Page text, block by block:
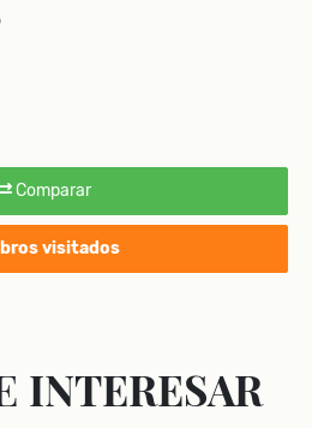
Comparar
visitados
INTERESAR